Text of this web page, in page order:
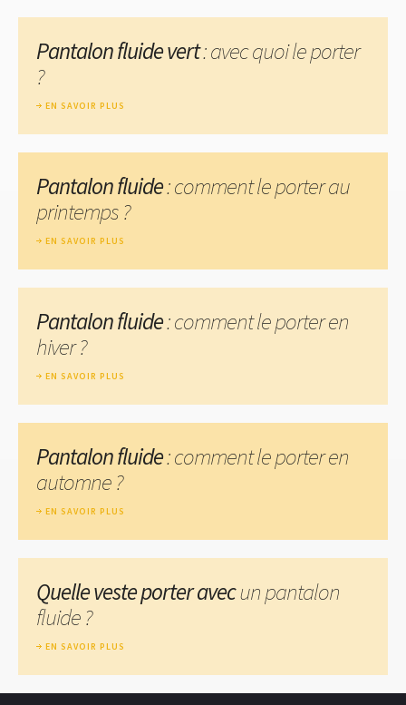
Pantalon fluide vert: avec quoi le porter
?
EN SAVOIR PLUS
Pantalon fluide: comment le porter au
printemps ?
EN SAVOIR PLUS
Pantalon fluide: comment le porter en
hiver ?
EN SAVOIR PLUS
Pantalon fluide: comment le porter en
automne ?
EN SAVOIR PLUS
Quelle veste porter avecun pantalon
fluide ?
EN SAVOIR PLUS